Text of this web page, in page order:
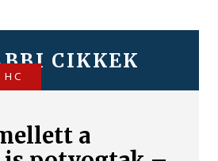
CIKKEK
HC
a